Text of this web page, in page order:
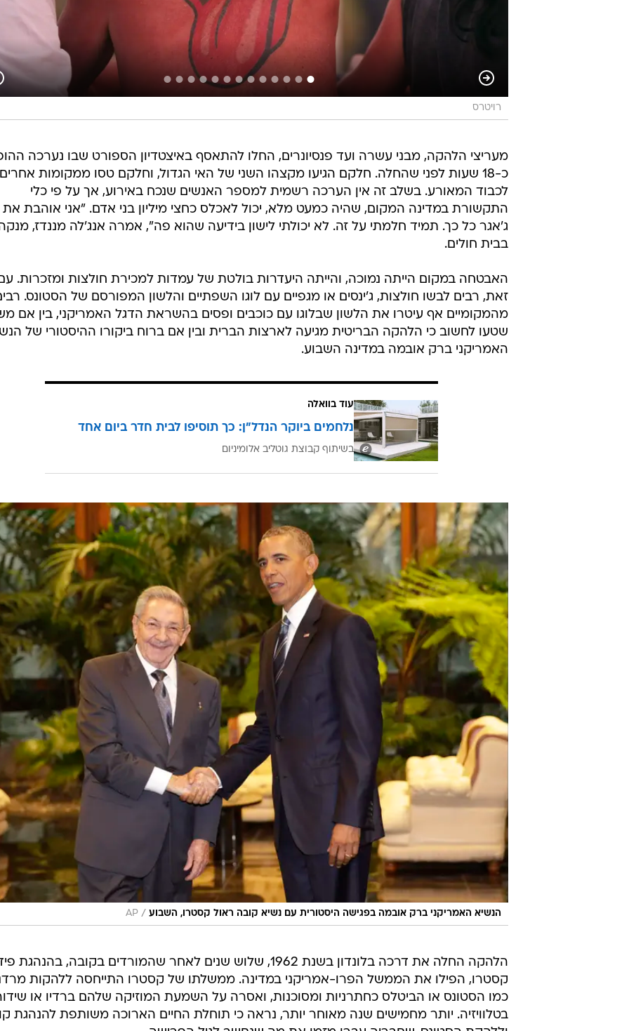
רויטרס
מעריצי הלהקה, מבני עשרה ועד פנסיונרים, החלו להתאסף באיצטדיון הספורט שבו נערכה
כ-18 שעות לפני שהחלה. חלקם הגיעו מקצהו השני של האי הגדול, וחלקם טסו ממקומות אחרים
לכבוד המאורע. בשלב זה אין הערכה רשמית למספר האנשים שנכח באירוע, אך על פי כלי
התקשורת במדינה המקום, שהיה כמעט מלא, יכול לאכלס כחצי מיליון בני אדם. "אני אוהבת את
ג'אגר כל כך. תמיד חלמתי על זה. לא יכולתי לישון בידיעה שהוא פה", אמרה אנג'לה מננדז,
בבית חולים.
האבטחה במקום הייתה נמוכה, והייתה היעדרות בולטת של עמדות למכירת חולצות ומזכרות.
זאת, רבים לבשו חולצות, ג'ינסים או מגפיים עם לוגו השפתיים והלשון המפורסם של הסטונס.
מהמקומיים אף עיטרו את הלשון שבלוגו עם כוכבים ופסים בהשראת הדגל האמריקני, בין אם
שטעו לחשוב כי הלהקה הבריטית מגיעה לארצות הברית ובין אם ברוח ביקורו ההיסטורי של
האמריקני ברק אובמה במדינה השבוע.
עוד בוואלה
נלחמים ביוקר הנדל"ן: כך תוסיפו לבית חדר ביום אחד
בשיתוף קבוצת גוטליב אלומיניום
הנשיא האמריקני ברק אובמה בפגישה היסטורית עם נשיא קובה ראול קסטרו, השבוע /
AP
הלהקה החלה את דרכה בלונדון בשנת 1962, שלוש שנים לאחר שהמורדים בקובה, בהנהגת
קסטרו, הפילו את הממשל הפרו-אמריקני במדינה. ממשלתו של קסטרו התייחסה ללהקות
כמו הסטונס או הביטלס כחתרניות ומסוכנות, ואסרה על השמעת המוזיקה שלהם ברדיו או
בטלוויזיה. יותר מחמישים שנה מאוחר יותר, נראה כי תוחלת החיים הארוכה משותפת להנהגת